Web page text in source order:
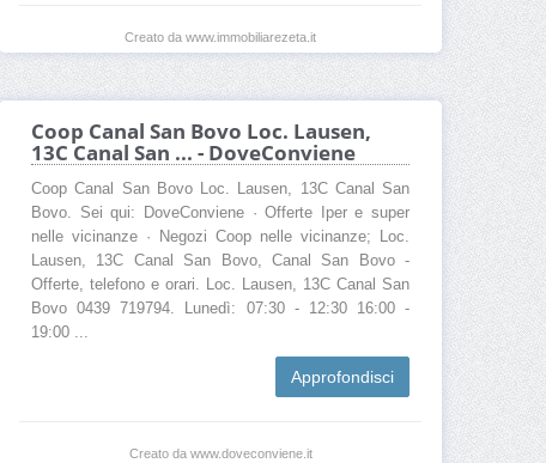
Creato da www.immobiliarezeta.it
Coop Canal San Bovo Loc. Lausen,
13C Canal San ... - DoveConviene
Coop Canal San Bovo Loc. Lausen, 13C Canal San
Bovo. Sei qui: DoveConviene · Offerte Iper e super
nelle vicinanze · Negozi Coop nelle vicinanze; Loc.
Lausen, 13C Canal San Bovo, Canal San Bovo -
Offerte, telefono e orari. Loc. Lausen, 13C Canal San
Bovo 0439 719794. Lunedì: 07:30 - 12:30 16:00 -
19:00 ...
Approfondisci
Creato da www.doveconviene.it